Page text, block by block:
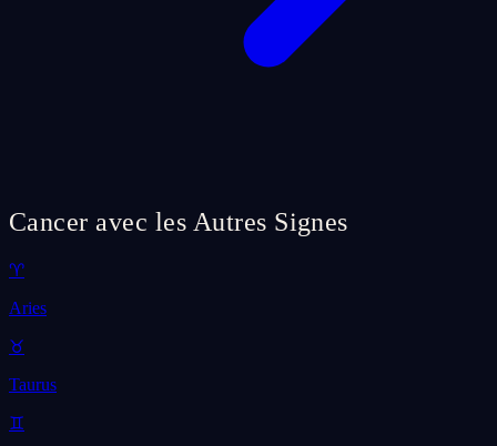
Cancer avec les Autres Signes
♈
Aries
♉
Taurus
♊